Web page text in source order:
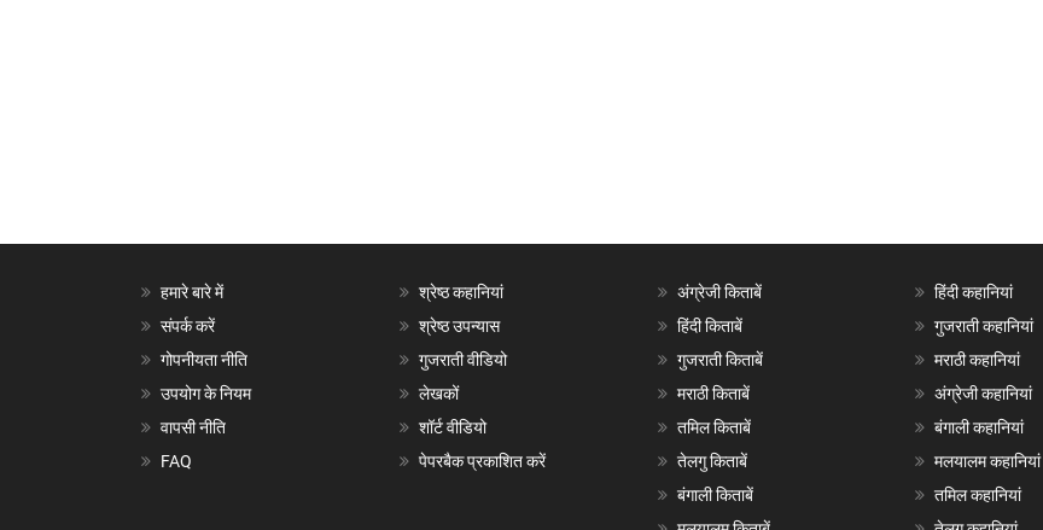
हमारे बारे में
संपर्क करें
गोपनीयता नीति
उपयोग के नियम
वापसी नीति
FAQ
श्रेष्ठ कहानियां
श्रेष्ठ उपन्यास
गुजराती वीडियो
लेखकों
शॉर्ट वीडियो
पेपरबैक प्रकाशित करें
अंग्रेजी किताबें
हिंदी किताबें
गुजराती किताबें
मराठी किताबें
तमिल किताबें
तेलगु किताबें
बंगाली किताबें
हिंदी कहानियां
गुजराती कहानियां
मराठी कहानियां
अंग्रेजी कहानियां
बंगाली कहानियां
मलयालम कहानियां
तमिल कहानियां